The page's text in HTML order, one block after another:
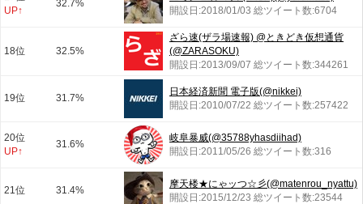
UP↑
32.7%
開設日:2018/01/03 総ツイート数:6704
18位 32.5%
ざら速(ザラ場速報) @ときどき仮想通貨
(@ZARASOKU)
開設日:2013/09/07 総ツイート数:344261
19位 31.7%
日本経済新聞 電子版(@nikkei)
開設日:2010/07/22 総ツイート数:257422
20位
UP↑
31.6%
岐阜暴威(@35788yhasdiihad)
開設日:2011/05/26 総ツイート数:316
21位 31.4%
摩天楼★にゃッつ☆彡(@matenrou_nyattu)
開設日:2015/12/23 総ツイート数:23544